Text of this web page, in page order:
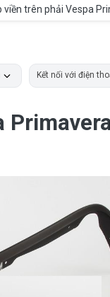
viền trên phải Vespa
Kết nối với điện